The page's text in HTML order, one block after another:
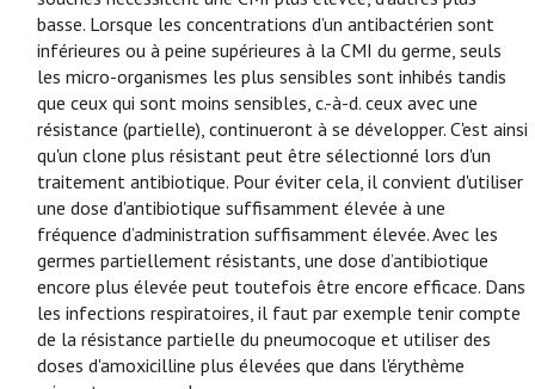
basse. Lorsque les concentrations d’un antibactérien sont
inférieures ou à peine supérieures à la CMI du germe, seuls
les micro-organismes les plus sensibles sont inhibés tandis
que ceux qui sont moins sensibles, c.-à-d. ceux avec une
résistance (partielle), continueront à se développer. C'est ainsi
qu'un clone plus résistant peut être sélectionné lors d'un
traitement antibiotique. Pour éviter cela, il convient d'utiliser
une dose d'antibiotique suffisamment élevée à une
fréquence d’administration suffisamment élevée. Avec les
germes partiellement résistants, une dose d’antibiotique
encore plus élevée peut toutefois être encore efficace. Dans
les infections respiratoires, il faut par exemple tenir compte
de la résistance partielle du pneumocoque et utiliser des
doses d'amoxicilline plus élevées que dans l'érythème